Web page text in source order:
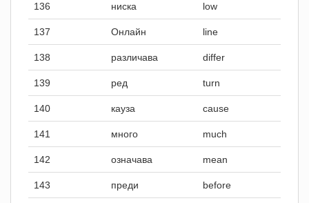
136 ниска low
137 Онлайн line
138 различава differ
139 ред turn
140 кауза cause
141 много much
142 означава mean
143 преди before